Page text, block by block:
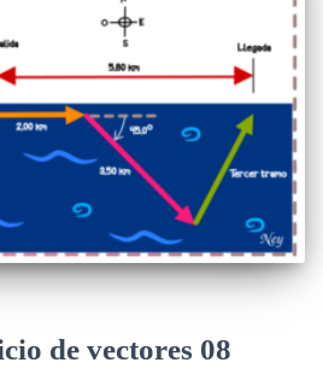
de vectores 08